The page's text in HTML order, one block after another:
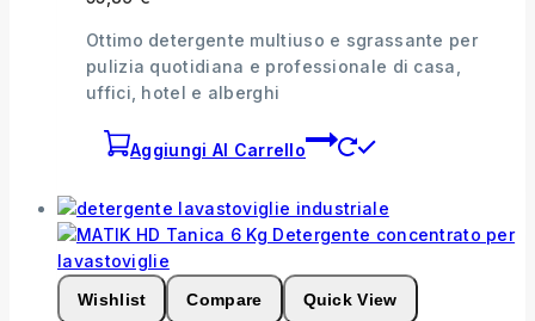
Ottimo detergente multiuso e sgrassante per
pulizia quotidiana e professionale di casa,
uffici, hotel e alberghi
Aggiungi Al Carrello
Wishlist Compare Quick View